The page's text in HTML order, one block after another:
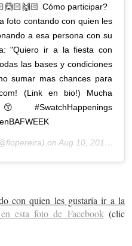
Cómo participar?
foto contando con quien les
a esa persona con su
"Quiero ir a la fiesta con
las bases y condiciones
sumar mas chances para
(Link en bio!) Mucha
#SwatchHappenings
on Aug 10, 2015 at 8:46am PDT
con quien les gustaría ir a la
en esta foto de Facebook (clic